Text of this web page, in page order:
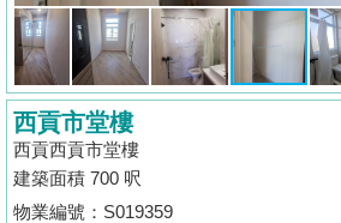
按
揭
地
產
博
客
西貢市堂樓
西貢西貢市堂樓
建築面積 700 呎
物業編號：S019359